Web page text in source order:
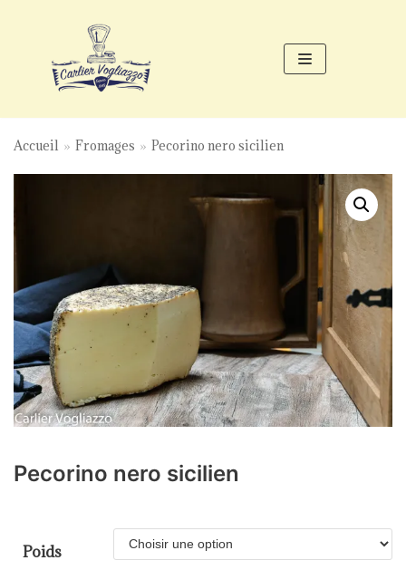
contenu
Accueil » Fromages » Pecorino nero sicilien
Pecorino nero sicilien
Poids